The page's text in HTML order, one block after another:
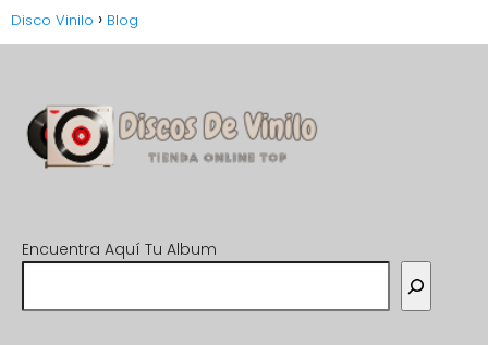
Disco Vinilo Blog
Encuentra Aquí Tu Album